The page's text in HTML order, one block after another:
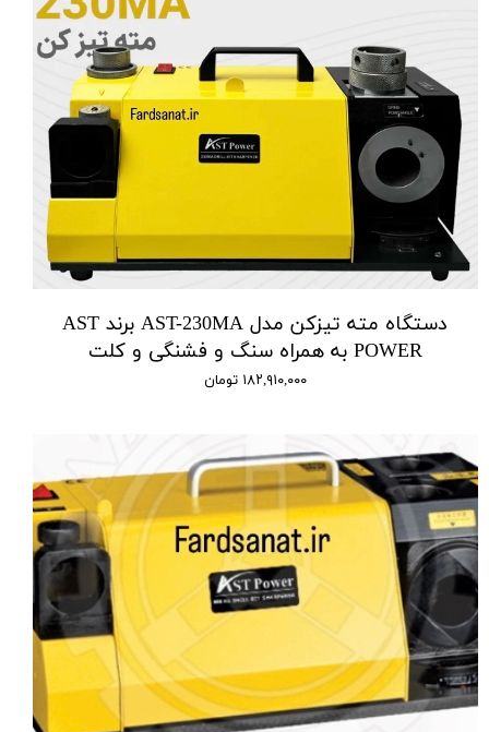
دستگاه مته تیزکن مدل AST-230MA برند AST
POWER به همراه سنگ و فشنگی و کلت
۱۸۲,۹۱۰,۰۰۰ تومان